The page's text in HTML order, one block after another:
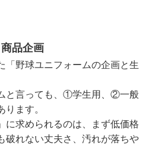
品企画
野球ユニフォームの企画と生
と言っても、①学生用、②一般
ます。
求められるのは、まず低価格
破れない丈夫さ、汚れが落ちや